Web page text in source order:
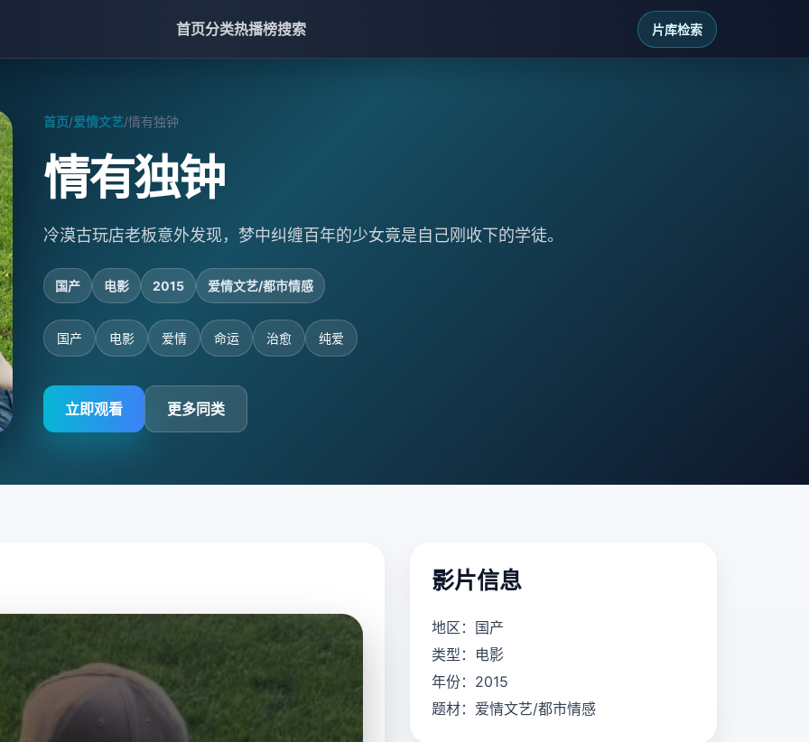
首页分类热播榜搜索 片库检索
首页/爱情文艺/情有独钟
情有独钟
冷漠古玩店老板意外发现，梦中纠缠百年的少女竟是自己刚收下的学徒。
国产 电影 2015 爱情文艺/都市情感
国产 电影 爱情 命运 治愈 纯爱
立即观看 更多同类
影片信息
地区：国产
类型：电影
年份：2015
题材：爱情文艺/都市情感